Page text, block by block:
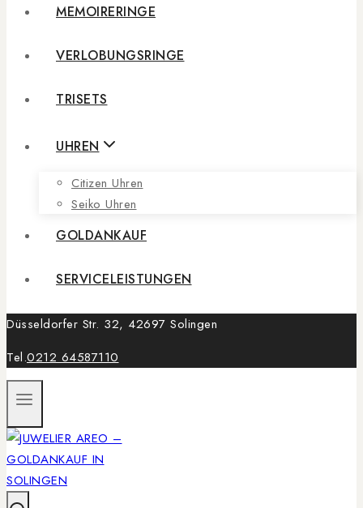
MEMOIRERINGE
VERLOBUNGSRINGE
TRISETS
UHREN
Citizen Uhren
Seiko Uhren
GOLDANKAUF
SERVICELEISTUNGEN
Düsseldorfer Str. 32, 42697 Solingen
Tel.0212 64587110